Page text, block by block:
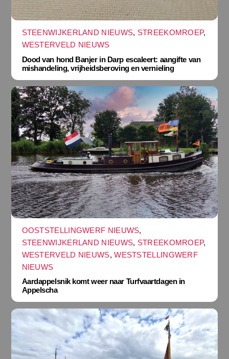
STEENWIJKERLAND NIEUWS, STREEKOMROEP,
WESTERVELD NIEUWS
Dood van hond Banjer in Darp escaleert: aangifte van
mishandeling, vrijheidsberoving en vernieling
OOSTSTELLINGWERF NIEUWS,
STEENWIJKERLAND NIEUWS, STREEKOMROEP,
WESTERVELD NIEUWS,WESTSTELLINGWERF
NIEUWS
Aardappelsnik komt weer naar Turfvaartdagen in
Appelscha